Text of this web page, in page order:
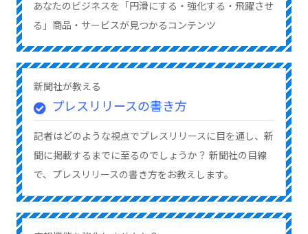
あなたのビジネスを「円滑にする・強化する・飛躍させ
る」商品・サービスが見つかるコンテンツ
新聞社が教える
プレスリリースの書き方
記者はどのような視点でプレスリリースに目を通し、新
聞に掲載するまでに至るのでしょうか？ 新聞社の目線
で、プレスリリースの書き方をお教えします。